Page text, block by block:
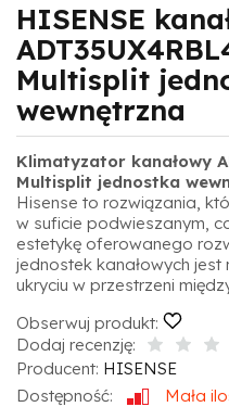
HISENSE
Multisplit
wewnętrzna
Klimatyzator kanałowy
Multisplit jednostka
Hisense to rozwiązania,
w suficie podwieszanym,
estetykę oferowanego
jednostek kanałowych jest
ukryciu w przestrzeni
Obserwuj produkt:
Dodaj recenzję:
Producent: HISENSE
Dostępność:
Mała